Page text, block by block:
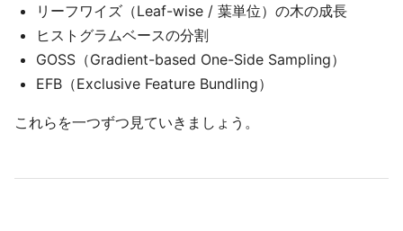
リーフワイズ（Leaf-wise / 葉単位）の木の成長
ヒストグラムベースの分割
GOSS（Gradient-based One-Side Sampling）
EFB（Exclusive Feature Bundling）
これらを一つずつ見ていきましょう。